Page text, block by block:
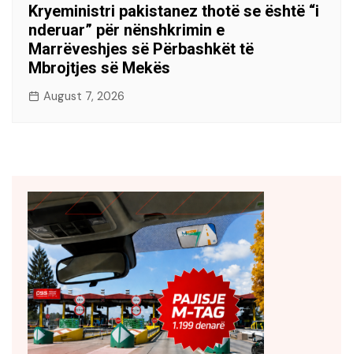
Kryeministri pakistanez thotë se është “i
nderuar” për nënshkrimin e
Marrëveshjes së Përbashkët të
Mbrojtjes së Mekës
August 7, 2026